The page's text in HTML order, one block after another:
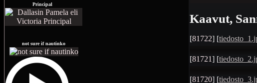
Principal
not sure if nautinko
Kaavut,
[81722] [
[81721] [
[81720] [